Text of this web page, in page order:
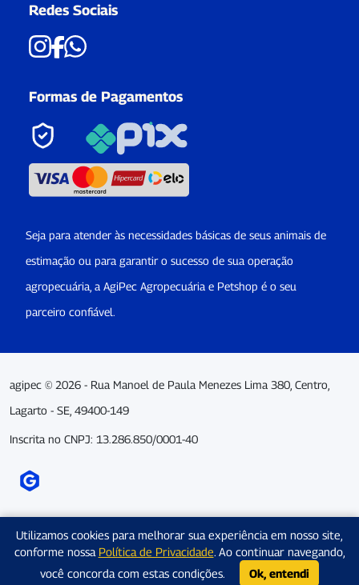
Redes Sociais
Formas de Pagamentos
Seja para atender às necessidades básicas de seus animais de
estimação ou para garantir o sucesso de sua operação
agropecuária, a AgiPec Agropecuária e Petshop é o seu
parceiro confiável.
agipec © 2026 - Rua Manoel de Paula Menezes Lima 380, Centro,
Lagarto - SE, 49400-149
Inscrita no CNPJ: 13.286.850/0001-40
CARRINHO WHATSAPP LOGIN CADASTRO
Utilizamos cookies para melhorar sua experiência em nosso site,
conforme nossa Política de Privacidade. Ao continuar navegando,
você concorda com estas condições.
Ok, entendi